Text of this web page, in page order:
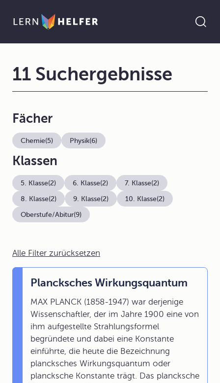
Alle Filter zurücksetzen
Plancksches Wirkungsquantum
MAX PLANCK (1858-1947) war derjenige
Wissenschaftler, der im Jahre 1900 eine von
ihm aufgestellte Strahlungsformel
begründete und dabei eine Konstante
einführte, die heute die Bezeichnung
plancksches Wirkungsquantum oder
plancksche Konstante trägt. Das plancksche
11 Suchergebnisse
Fächer
Chemie(5) Physik(6)
Klassen
5. Klasse(2) 6. Klasse(2) 7. Klasse(2)
8. Klasse(2) 9. Klasse(2) 10. Klasse(2)
Oberstufe/Abitur(9)